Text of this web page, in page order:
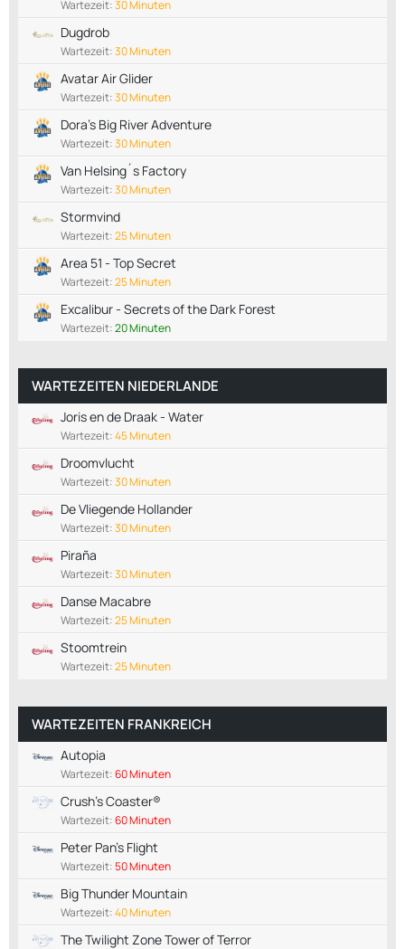
Wartezeit:30 Minuten
Dugdrob
Wartezeit:30 Minuten
Avatar Air Glider
Wartezeit:30 Minuten
Dora’s Big River Adventure
Wartezeit:30 Minuten
Van Helsing´s Factory
Wartezeit:30 Minuten
Stormvind
Wartezeit:25 Minuten
Area 51 - Top Secret
Wartezeit:25 Minuten
Excalibur - Secrets of the Dark Forest
Wartezeit:20 Minuten
WARTEZEITEN NIEDERLANDE
Joris en de Draak - Water
Wartezeit:45 Minuten
Droomvlucht
Wartezeit:30 Minuten
De Vliegende Hollander
Wartezeit:30 Minuten
Piraña
Wartezeit:30 Minuten
Danse Macabre
Wartezeit:25 Minuten
Stoomtrein
Wartezeit:25 Minuten
WARTEZEITEN FRANKREICH
Autopia
Wartezeit:60 Minuten
Crush's Coaster®
Wartezeit:60 Minuten
Peter Pan's Flight
Wartezeit:50 Minuten
Big Thunder Mountain
Wartezeit:40 Minuten
The Twilight Zone Tower of Terror